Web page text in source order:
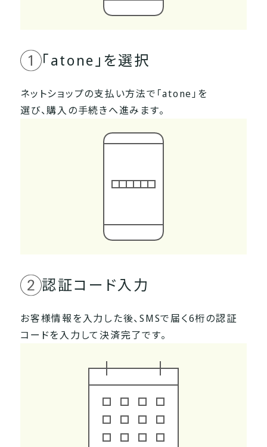
「atone」を選択
ネットショップの支払い方法で「atone」を
選び、購入の手続きへ進みます。
認証コード入力
お客様情報を入力した後、SMSで届く6桁の認証
コードを入力して決済完了です。